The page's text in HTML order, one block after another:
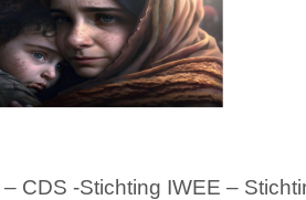
CDS -Stichting IWEE –